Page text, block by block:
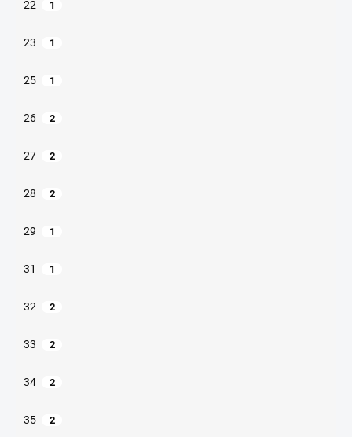
22 1
23 1
25 1
26 2
27 2
28 2
29 1
31 1
32 2
33 2
34 2
35 2